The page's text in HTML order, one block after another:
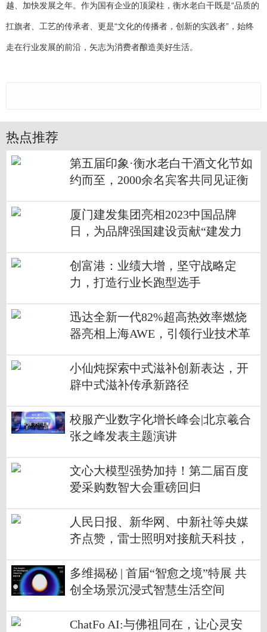
越、加快发展之年。作为国有企业的顶梁柱，衡水老白干既是“品质的
扛旗者、工艺的传承者、更是“文化的传播者，创新的实践者”，始终
走在行业发展的前沿，矢志为消费者酿造美好生活。
热点推荐
第五届印象·衡水老白干酒文化节如
约而至，2000余名宾客共同见证衡
厦门建发集团亮相2023中国品牌
日，为品牌强国建设贡献“建发力
创富港：业绩大增，坚守战略定
力，打造行业长跑型选手
迅达全新一代82%超高热效率燃烧
器亮相上海AWE，引领行业技术革
小仙炖探索中式滋补创新表达，开
辟中式滋补传承新路径
校服产业数字化增长峰会|北京羲合
张之峰发表主题演讲
文心大模型强势加持！第二届百度
爱采购数智大会重磅回归
人民日报、新华网、中新社等央媒
齐点赞，雷士照明对接航天科技，
多维揭秘 | 首届“智愈之境”特展 共
创全场景沉浸式智慧生活空间
ChatFo AI:与佛祖同在，让心灵安